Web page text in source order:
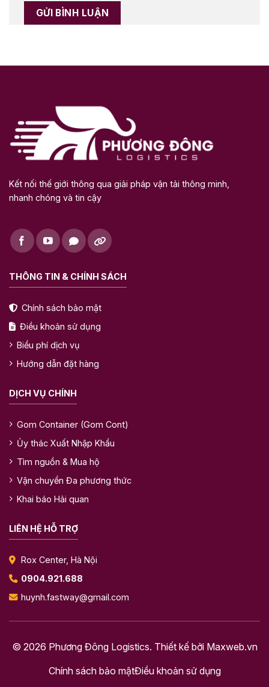
Kết nối thế giới thông qua giải pháp vận tải thông minh,
nhanh chóng và tin cậy
THÔNG TIN & CHÍNH SÁCH
Chính sách bảo mật
Điều khoản sử dụng
Biểu phí dịch vụ
Hướng dẫn đặt hàng
DỊCH VỤ CHÍNH
Gom Container (Gom Cont)
Ủy thác Xuất Nhập Khẩu
Tìm nguồn & Mua hộ
Vận chuyển Đa phương thức
Khai báo Hải quan
LIÊN HỆ HỖ TRỢ
Rox Center, Hà Nội
0904.921.688
huynh.fastway@gmail.com
© 2026 Phương Đông Logistics. Thiết kế bởi Maxweb.vn
Chính sách bảo mậtĐiều khoản sử dụng